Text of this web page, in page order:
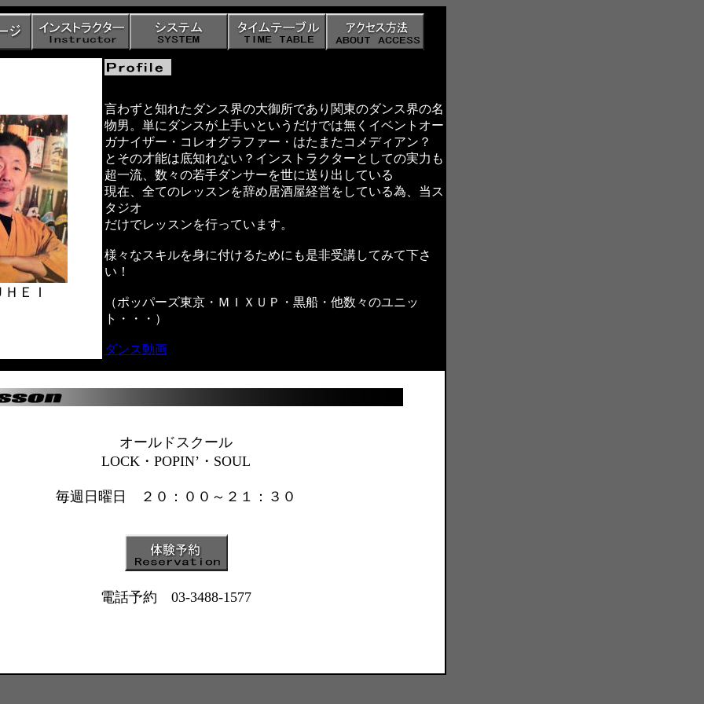
ＥＩ
言わずと知れたダンス界の大御所であり関東のダンス界の名
物男。単にダンスが上手いというだけでは無くイベントオー
ガナイザー・コレオグラファー・はたまたコメディアン？
とその才能は底知れない？インストラクターとしての実力も
超一流、数々の若手ダンサーを世に送り出している
現在、全てのレッスンを辞め居酒屋経営をしている為、当ス
タジオ
だけでレッスンを行っています。
様々なスキルを身に付けるためにも是非受講してみて下さ
い！
（ポッパーズ東京・ＭＩＸＵＰ・黒船・他数々のユニッ
ト・・・）
ダンス動画
オールドスクール
LOCK・POPIN’・SOUL
毎週日曜日 ２０：００～２１：３０
電話予約 03-3488-1577